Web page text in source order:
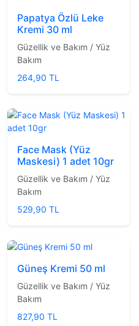
Papatya Özlü Leke
Kremi 30 ml
Güzellik ve Bakım / Yüz
Bakım
264,90 TL
Face Mask (Yüz
Maskesi) 1 adet 10gr
Güzellik ve Bakım / Yüz
Bakım
529,90 TL
Güneş Kremi 50 ml
Güzellik ve Bakım / Yüz
Bakım
827,90 TL